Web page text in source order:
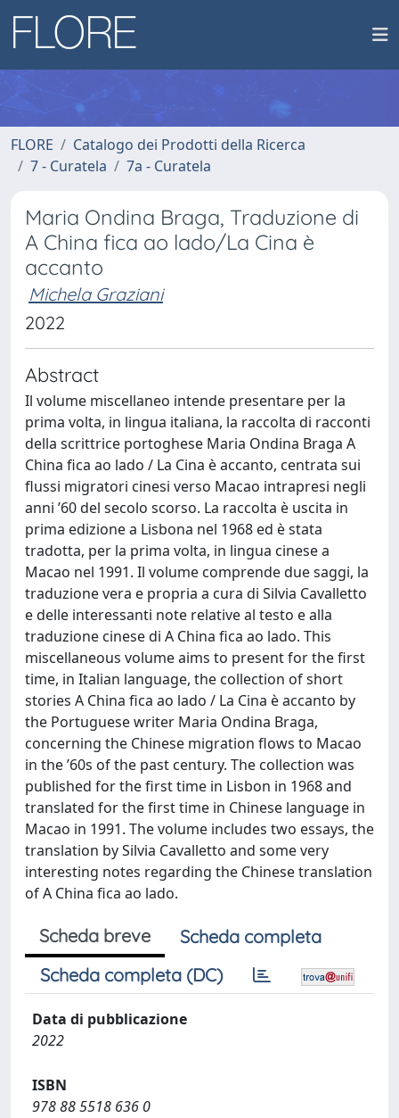
FLORE
Catalogo dei Prodotti della Ricerca
7 - Curatela
7a - Curatela
Maria Ondina Braga, Traduzione di
A China fica ao lado/La Cina è
accanto
Michela Graziani
2022
Abstract
Il volume miscellaneo intende presentare per la
prima volta, in lingua italiana, la raccolta di racconti
della scrittrice portoghese Maria Ondina Braga A
China fica ao lado / La Cina è accanto, centrata sui
flussi migratori cinesi verso Macao intrapresi negli
anni ’60 del secolo scorso. La raccolta è uscita in
prima edizione a Lisbona nel 1968 ed è stata
tradotta, per la prima volta, in lingua cinese a
Macao nel 1991. Il volume comprende due saggi, la
traduzione vera e propria a cura di Silvia Cavalletto
e delle interessanti note relative al testo e alla
traduzione cinese di A China fica ao lado. This
miscellaneous volume aims to present for the first
time, in Italian language, the collection of short
stories A China fica ao lado / La Cina è accanto by
the Portuguese writer Maria Ondina Braga,
concerning the Chinese migration flows to Macao
in the ’60s of the past century. The collection was
published for the first time in Lisbon in 1968 and
translated for the first time in Chinese language in
Macao in 1991. The volume includes two essays, the
translation by Silvia Cavalletto and some very
interesting notes regarding the Chinese translation
of A China fica ao lado.
Scheda breve
Scheda completa
Scheda completa (DC)
Data di pubblicazione
2022
ISBN
978 88 5518 636 0